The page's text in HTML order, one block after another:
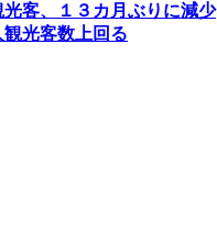
客、１３カ月ぶりに減少
光客数上回る